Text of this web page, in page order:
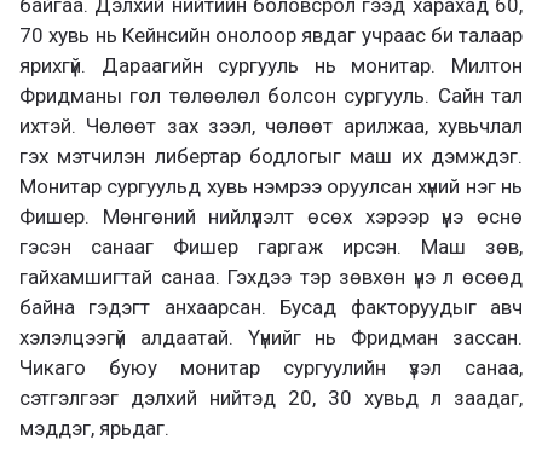
70 хувь нь Кейнсийн онолоор явдаг учраас би талаар
ярихгүй. Дараагийн сургууль нь монитар. Милтон
Фридманы гол төлөөлөл болсон сургууль. Сайн тал
ихтэй. Чөлөөт зах зээл, чөлөөт арилжаа, хувьчлал
гэх мэтчилэн либертар бодлогыг маш их дэмждэг.
Монитар сургуульд хувь нэмрээ оруулсан хүний нэг нь
Фишер. Мөнгөний нийлүүлэлт өсөх хэрээр үнэ өснө
гэсэн санааг Фишер гаргаж ирсэн. Маш зөв,
гайхамшигтай санаа. Гэхдээ тэр зөвхөн үнэ л өсөөд
байна гэдэгт анхаарсан. Бусад факторуудыг авч
хэлэлцээгүй алдаатай. Үүнийг нь Фридман зассан.
Чикаго буюу монитар сургуулийн үзэл санаа,
сэтгэлгээг дэлхий нийтэд 20, 30 хувьд л заадаг,
мэддэг, ярьдаг.